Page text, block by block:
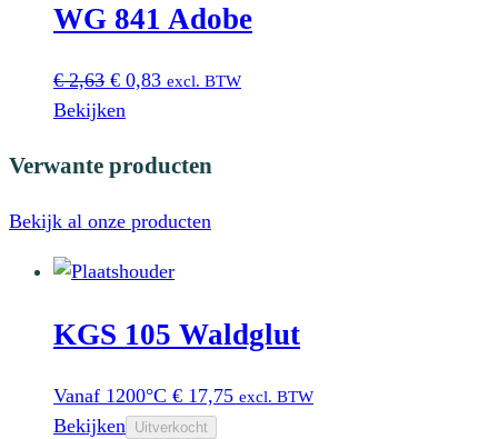
WG 841 Adobe
€2,63 Oorspronkelijke
prijs
€ 2,63.
€ 0,83Huidige
€ 0,83.
excl. BTW
Bekijken
Verwante producten
Bekijk al onze producten
KGS 105 Waldglut
Vanaf 1200°C € 17,75 excl. BTW
Bekijken Uitverkocht